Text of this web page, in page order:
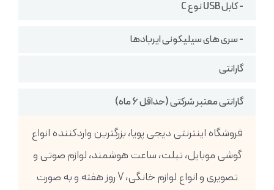
- کابل USB نوع C
- سری های سیلیکونی ایربادها
گارانتی
گارانتی معتبر شرکتی (حداقل 6 ماه)
فروشگاه اینترنتی دیجی پویا، بزرگترین واردکننده انواع
گوشی موبایل، تبلت، ساعت هوشمند، لوازم صوتی و
تصویری و انواع لوازم خانگی، 7 روز هفته و به صورت